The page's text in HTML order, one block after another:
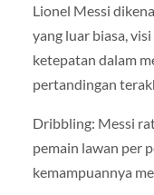
Lionel Messi
yang luar biasa,
ketepatan dalam
pertandingan
Dribbling: Messi
pemain lawan per
kemampuannya